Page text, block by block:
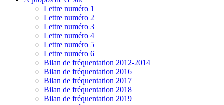
Lettre numéro 1
Lettre numéro 2
Lettre numéro 3
Lettre numéro 4
Lettre numéro 5
Lettre numéro 6
Bilan de fréquentation 2012-2014
Bilan de fréquentation 2016
Bilan de fréquentation 2017
Bilan de fréquentation 2018
Bilan de fréquentation 2019